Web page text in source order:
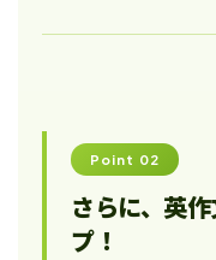
Point 02
さらに、英
プ！